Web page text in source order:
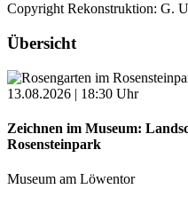
Copyright Rekonstruktion: G.
Übersicht
13.08.2026 | 18:30 Uhr
Zeichnen im Museum:
Rosensteinpark
Museum am Löwentor